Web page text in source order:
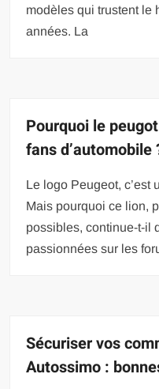
modèles qui trustent le
années. La
Pourquoi le
fans d’automobile
Le logo Peugeot, c’est
Mais pourquoi ce lion,
possibles, continue-t-il
passionnées sur les
Sécuriser vos
Autossimo :